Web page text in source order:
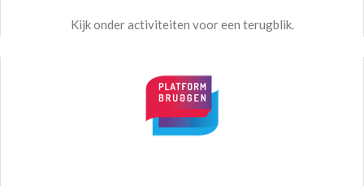
Kijk onder activiteiten voor een terugblik.